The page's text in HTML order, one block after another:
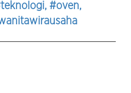
, #oven,